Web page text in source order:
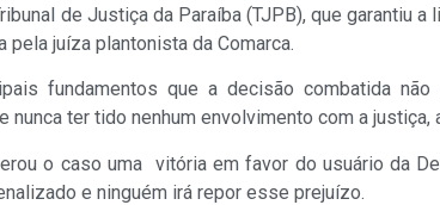
de Justiça da Paraíba (TJPB), que garantiu
pela juíza plantonista da Comarca.
fundamentos que a decisão combatida
nunca ter tido nenhum envolvimento com a
o caso uma vitória em favor do usuário da
e ninguém irá repor esse prejuízo.